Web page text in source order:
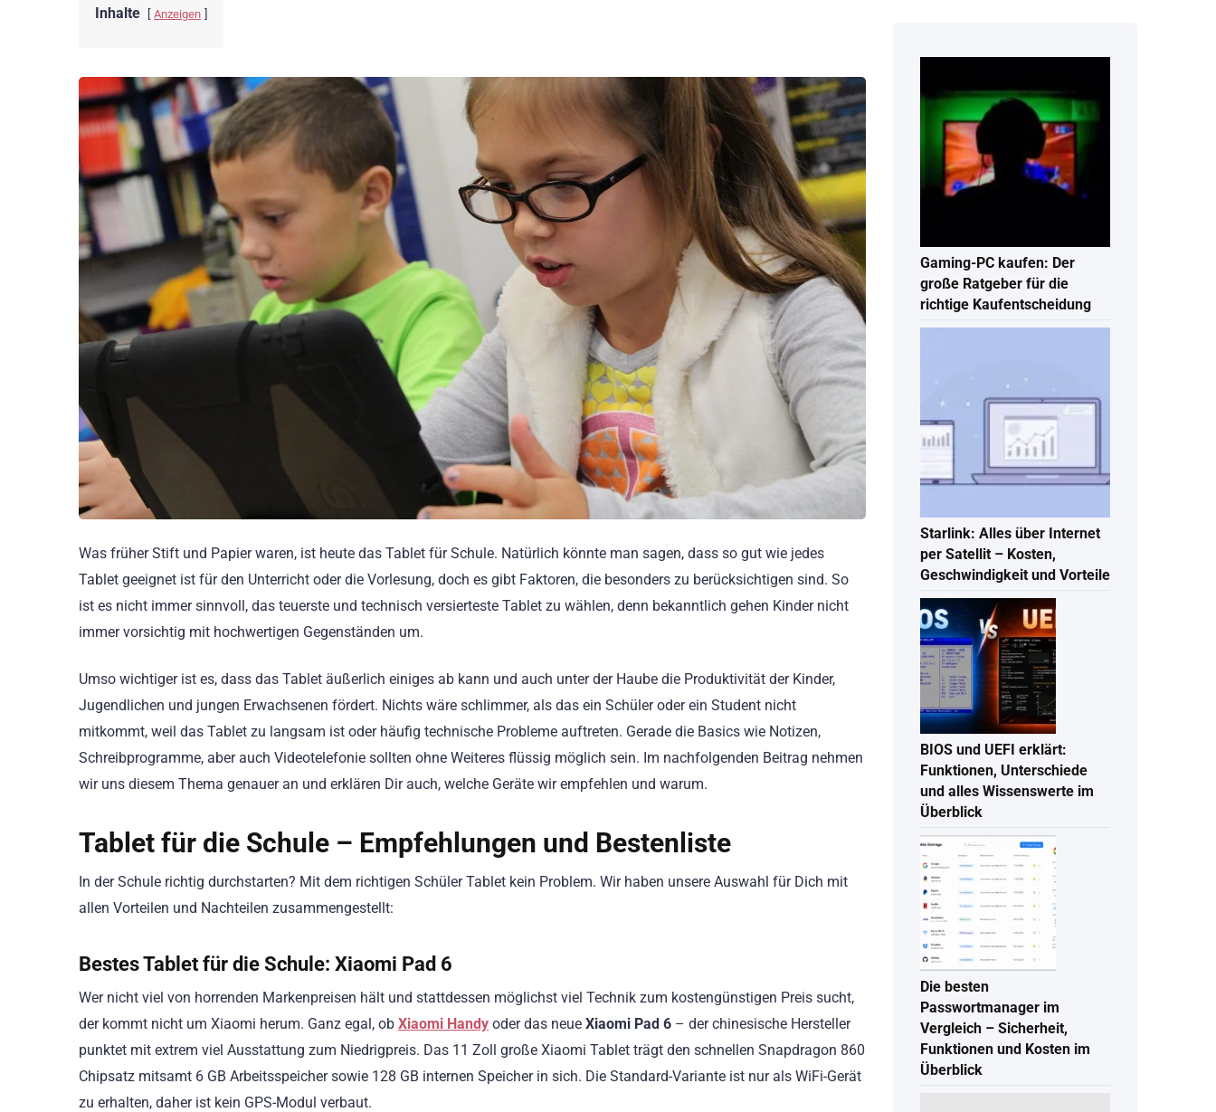
Inhalte Anzeigen
Was früher Stift und Papier waren, ist heute das Tablet für Schule. Natürlich könnte man sagen, dass so gut wie jedes
Tablet geeignet ist für den Unterricht oder die Vorlesung, doch es gibt Faktoren, die besonders zu berücksichtigen sind. So
ist es nicht immer sinnvoll, das teuerste und technisch versierteste Tablet zu wählen, denn bekanntlich gehen Kinder nicht
immer vorsichtig mit hochwertigen Gegenständen um.
Umso wichtiger ist es, dass das Tablet äußerlich einiges ab kann und auch unter der Haube die Produktivität der Kinder,
Jugendlichen und jungen Erwachsenen fördert. Nichts wäre schlimmer, als das ein Schüler oder ein Student nicht
mitkommt, weil das Tablet zu langsam ist oder häufig technische Probleme auftreten. Gerade die Basics wie Notizen,
Schreibprogramme, aber auch Videotelefonie sollten ohne Weiteres flüssig möglich sein. Im nachfolgenden Beitrag nehmen
wir uns diesem Thema genauer an und erklären Dir auch, welche Geräte wir empfehlen und warum.
Tablet für die Schule – Empfehlungen und Bestenliste
In der Schule richtig durchstarten? Mit dem richtigen Schüler Tablet kein Problem. Wir haben unsere Auswahl für Dich mit
allen Vorteilen und Nachteilen zusammengestellt:
Bestes Tablet für die Schule: Xiaomi Pad 6
Wer nicht viel von horrenden Markenpreisen hält und stattdessen möglichst viel Technik zum kostengünstigen Preis sucht,
der kommt nicht um Xiaomi herum. Ganz egal, ob Xiaomi Handy oder das neue Xiaomi Pad 6 – der chinesische Hersteller
punktet mit extrem viel Ausstattung zum Niedrigpreis. Das 11 Zoll große Xiaomi Tablet trägt den schnellen Snapdragon 860
Chipsatz mitsamt 6 GB Arbeitsspeicher sowie 128 GB internen Speicher in sich. Die Standard-Variante ist nur als WiFi-Gerät
zu erhalten, daher ist kein GPS-Modul verbaut.
Gaming-PC kaufen: Der
große Ratgeber für die
richtige Kaufentscheidung
Starlink: Alles über Internet
per Satellit – Kosten,
Geschwindigkeit und Vorteile
BIOS und UEFI erklärt:
Funktionen, Unterschiede
und alles Wissenswerte im
Überblick
Die besten
Passwortmanager im
Vergleich – Sicherheit,
Funktionen und Kosten im
Überblick